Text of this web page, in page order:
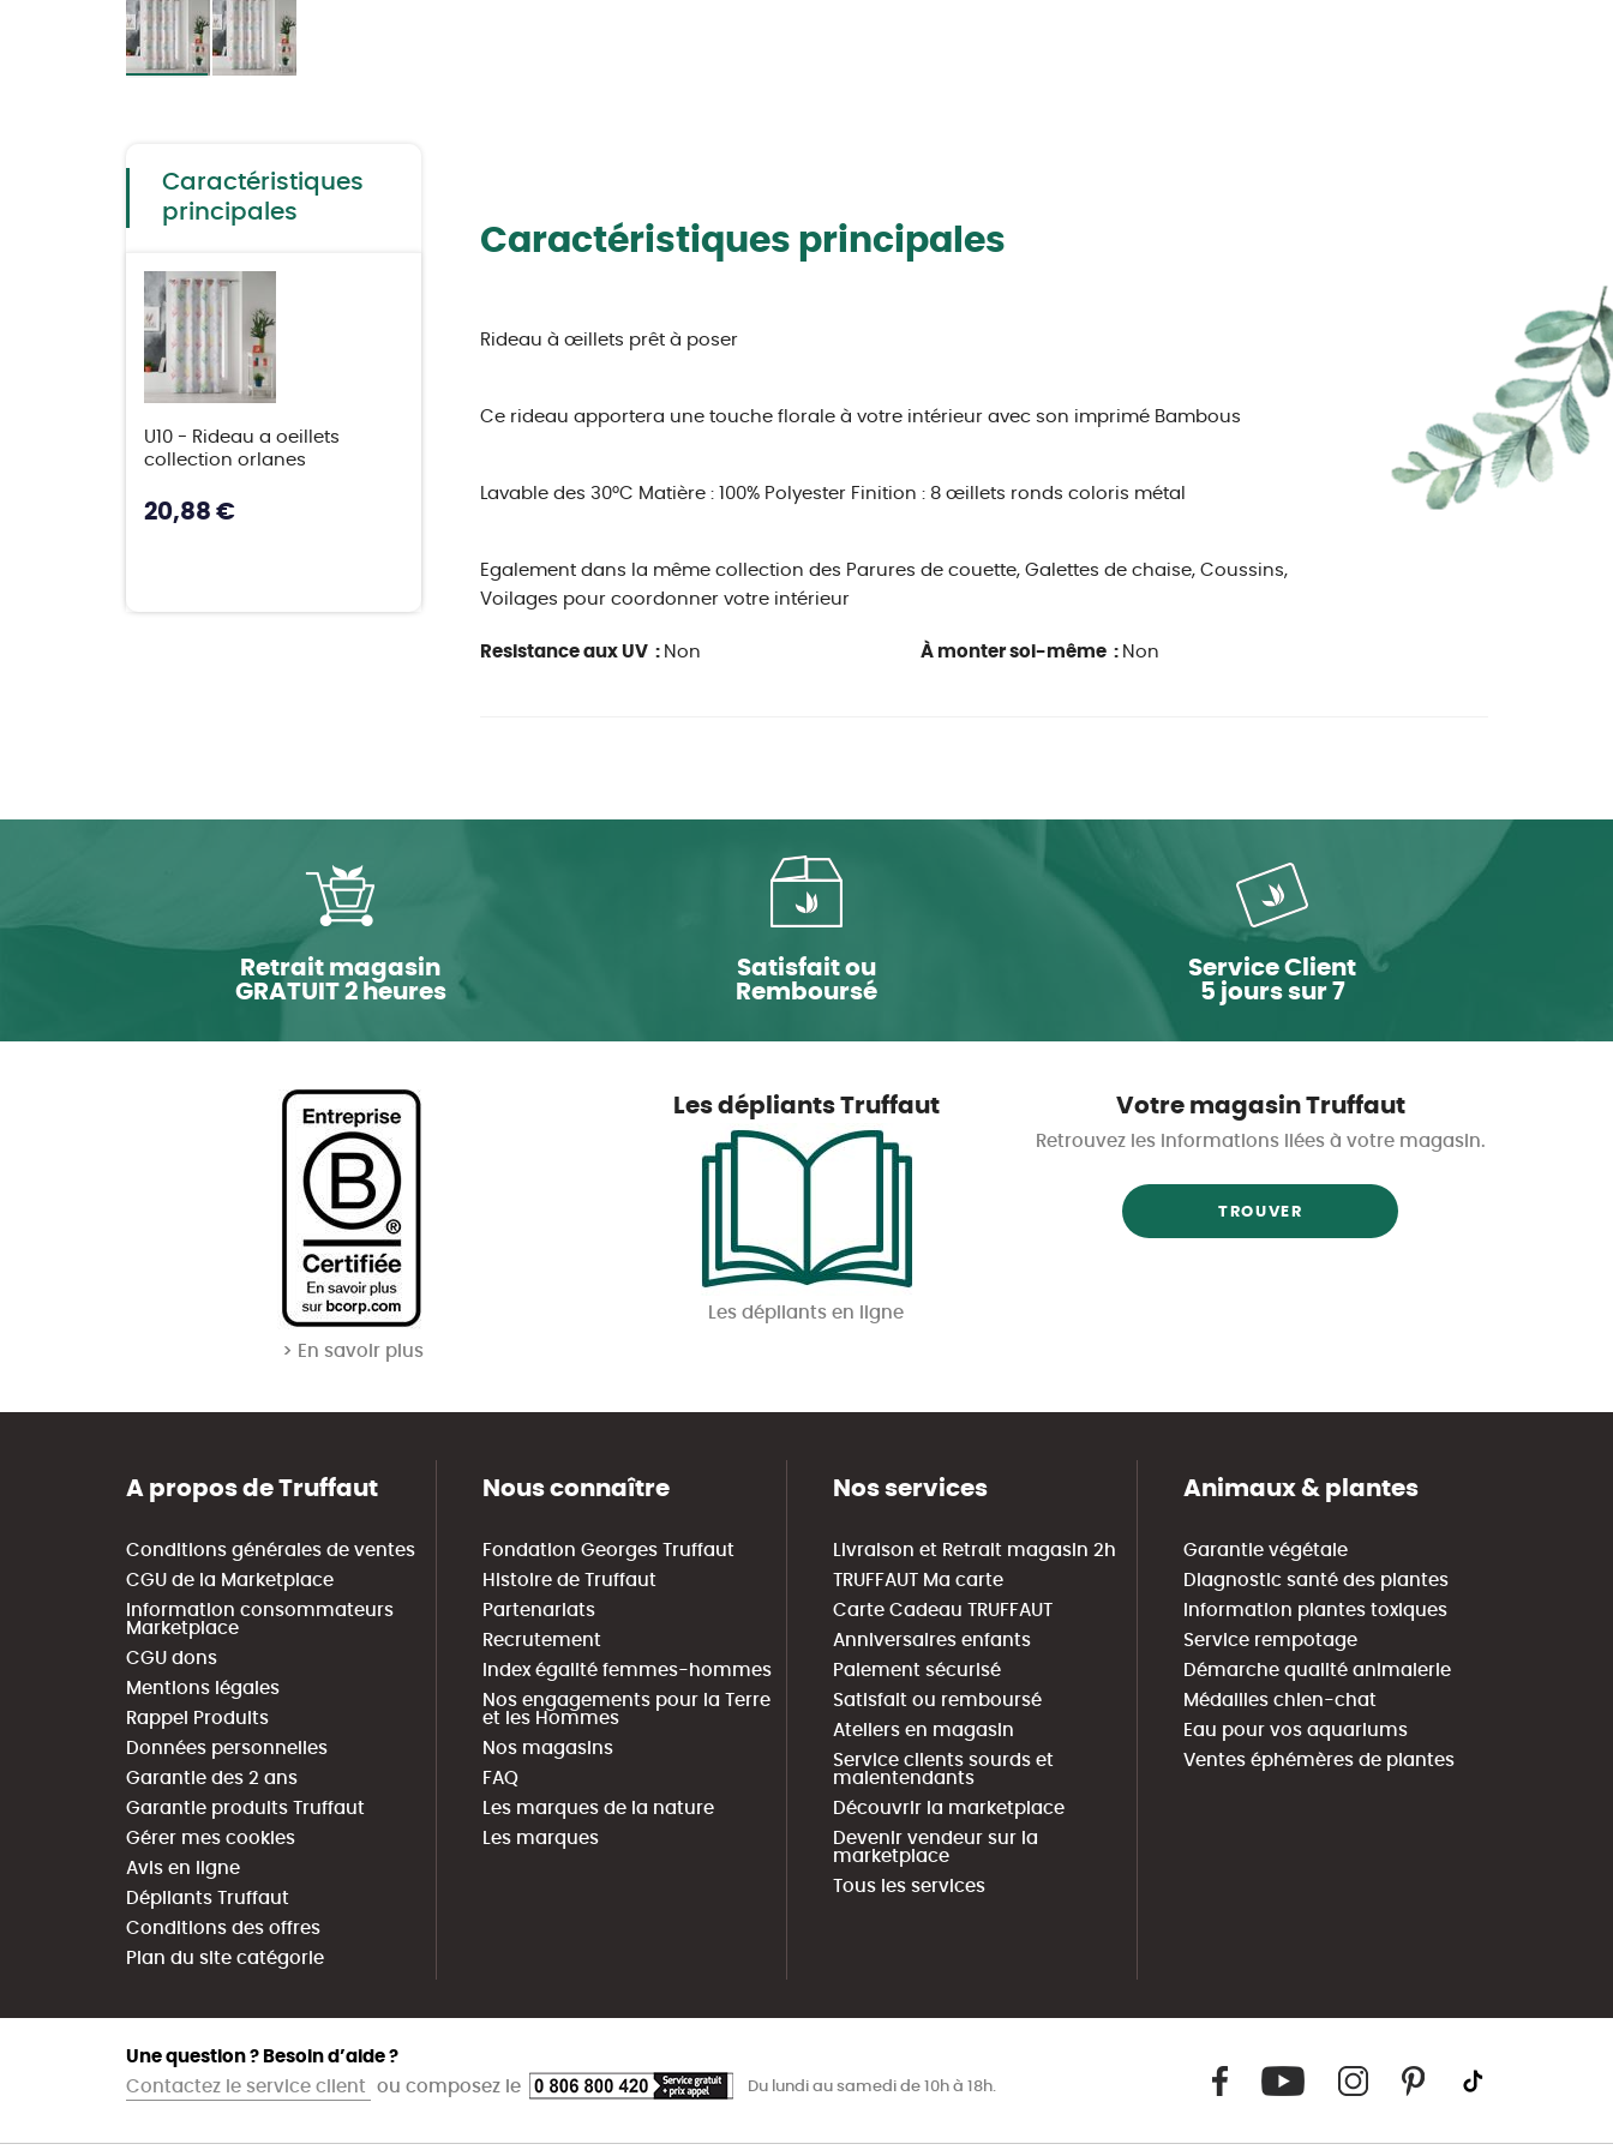
the
imagesCaractéristiques
principales
U10 - Rideau a oeillets
collection orlanes
20,88 €
Caractéristiques principales
Rideau à œillets prêt à poser
Ce rideau apportera une touche florale à votre intérieur avec son imprimé Bambous
Lavable des 30°C Matière : 100% Polyester Finition : 8 œillets ronds coloris métal
Egalement dans la même collection des Parures de couette, Galettes de chaise, Coussins,
Voilages pour coordonner votre intérieur
Resistance aux UV : Non À monter soi-même : Non
Retrait magasin
GRATUIT 2 heures
Satisfait ou
Remboursé
Service Client
5 jours sur 7
> En savoir plus
Les dépliants Truffaut
Les dépliants en ligne
Votre magasin Truffaut
Retrouvez les informations liées à votre magasin.
TROUVER
A propos de Truffaut
Conditions générales de ventes
CGU de la Marketplace
Information consommateurs
Marketplace
CGU dons
Mentions légales
Rappel Produits
Données personnelles
Garantie des 2 ans
Garantie produits Truffaut
Gérer mes cookies
Avis en ligne
Dépliants Truffaut
Conditions des offres
Plan du site catégorie
Nous connaître
Fondation Georges Truffaut
Histoire de Truffaut
Partenariats
Recrutement
Index égalité femmes-hommes
Nos engagements pour la Terre
et les Hommes
Nos magasins
FAQ
Les marques de la nature
Les marques
Nos services
Livraison et Retrait magasin 2h
TRUFFAUT Ma carte
Carte Cadeau TRUFFAUT
Anniversaires enfants
Paiement sécurisé
Satisfait ou remboursé
Ateliers en magasin
Service clients sourds et
malentendants
Découvrir la marketplace
Devenir vendeur sur la
marketplace
Tous les services
Animaux & plantes
Garantie végétale
Diagnostic santé des plantes
Information plantes toxiques
Service rempotage
Démarche qualité animalerie
Médailles chien-chat
Eau pour vos aquariums
Ventes éphémères de plantes
Une question ? Besoin d’aide ?
Contactez le service client
ou composez le Du lundi au samedi de 10h à 18h.